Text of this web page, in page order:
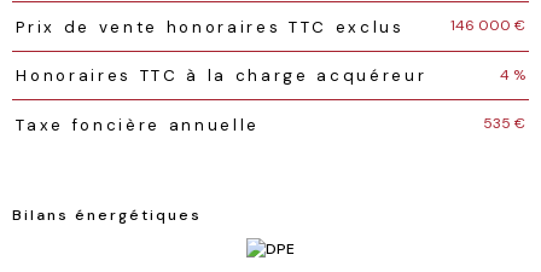
Prix de vente honoraires TTC exclus 146 000 €
Honoraires TTC à la charge acquéreur 4 %
Taxe foncière annuelle 535 €
Bilans énergétiques